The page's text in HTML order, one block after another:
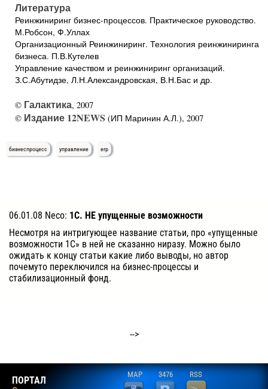
Литература
Реинжиниринг бизнес-процессов. Практическое руководство.
М.Робсон, Ф.Уллах
Организационный Реинжиниринг. Технология реинжиниринга
бизнеса. П.В.Кутелев
Управление качеством и реинжиниринг организаций.
З.С.Абутидзе, Л.Н.Александровская, В.Н.Бас и др.
© Галактика, 2007
© Издание 12NEWS (ИП Маринин А.Л.), 2007
бизнеспроцесс управление erp
06.01.08 Neco: 1С. НЕ упущенные возможности
Несмотря на интригующее название статьи, про «упущенные
возможности 1С» в ней не сказанно ниразу. Можно было
ожидать к концу статьи какие либо выводы, но автор
почемуто переключился на бизнес-процессы и
стабилизационный фонд.
-->
ПОРТАЛ
MAP 3476 RSS